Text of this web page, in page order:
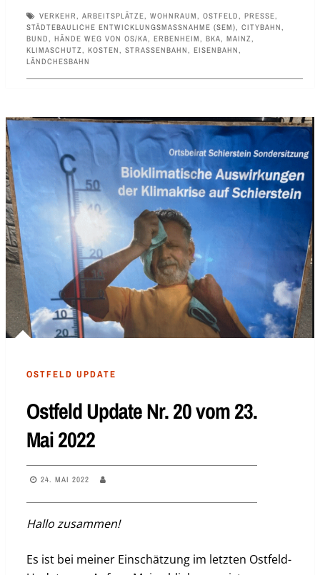
VERKEHR, ARBEITSPLÄTZE, WOHNRAUM, OSTFELD, PRESSE,
STÄDTEBAULICHE ENTWICKLUNGSMASSNAHME (SEM) , CITYBAHN,
BUND, HÄNDE WEG VON OS/KA, ERBENHEIM, BKA, MAINZ,
KLIMASCHUTZ, KOSTEN, STRASSENBAHN , EISENBAHN,
LÄNDCHESBAHN
OSTFELD UPDATE
Ostfeld Update Nr. 20 vom 23.
Mai 2022
24. MAI 2022
Hallo zusammen!
Es ist bei meiner Einschätzung im letzten Ostfeld-